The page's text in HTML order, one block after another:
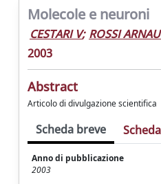
Molecole e neuroni
CESTARI V; ROSSI
2003
Abstract
Articolo di divulgazione scientifica
Scheda breve
Anno di pubblicazione
2003